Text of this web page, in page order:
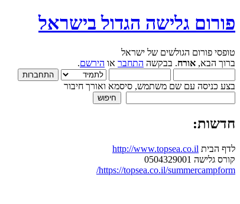
פורום גלישה הגדול בישראל
טופסי פורום הגולשים של ישראל
ברוך הבא, אורח. בבקשה התחבר או הירשם.
בצע כניסה עם שם משתמש, סיסמא ואורך חיבור
חדשות:
לדף הבית http://www.topsea.co.il
קורס גלישה 0504329001
https://topsea.co.il/summercampform/